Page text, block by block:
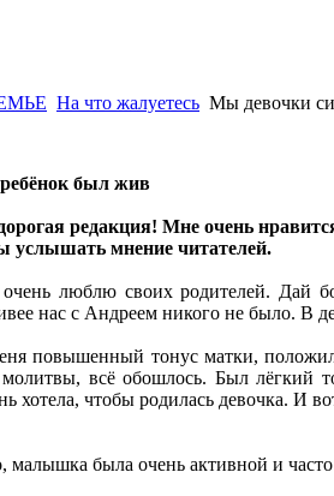
На что жалуетесь Мы девочки
был жив
редакция! Мне очень
услышать мнение читателей.
люблю своих родителей. Дай
нас с Андреем никого не было. В
повышенный тонус матки,
всё обошлось. Был лёгкий
хотела, чтобы родилась девочка. И
была очень активной и часто